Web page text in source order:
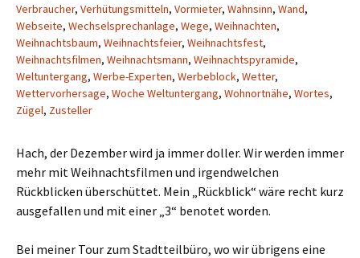
Verbraucher, Verhütungsmitteln, Vormieter, Wahnsinn, Wand,
Webseite, Wechselsprechanlage, Wege, Weihnachten,
Weihnachtsbaum, Weihnachtsfeier, Weihnachtsfest,
Weihnachtsfilmen, Weihnachtsmann, Weihnachtspyramide,
Weltuntergang, Werbe-Experten, Werbeblock, Wetter,
Wettervorhersage, Woche Weltuntergang, Wohnortnähe, Wortes,
Zügel, Zusteller
Hach, der Dezember wird ja immer doller. Wir werden immer
mehr mit Weihnachtsfilmen und irgendwelchen
Rückblicken überschüttet. Mein „Rückblick“ wäre recht kurz
ausgefallen und mit einer „3“ benotet worden.
Bei meiner Tour zum Stadtteilbüro, wo wir übrigens eine